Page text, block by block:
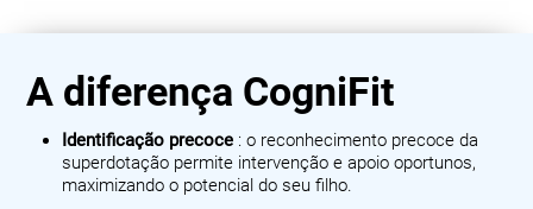
A diferença CogniFit
Identificação precoce : o reconhecimento precoce da
superdotação permite intervenção e apoio oportunos,
maximizando o potencial do seu filho.